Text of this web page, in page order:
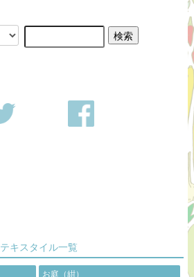
テキスタイル一覧
お庭（紺）